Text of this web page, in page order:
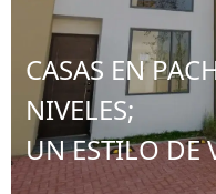
CASAS EN
NIVELES;
UN ESTILO DE